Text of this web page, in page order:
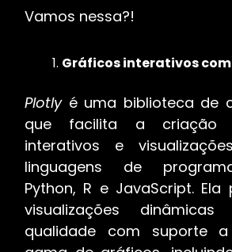
Vamos nessa?!
Gráficos interativos
Plotlyé uma biblioteca de
que facilita a criação
interativos e
linguagens de
Python, R e JavaScript.
visualizações
qualidade com suporte